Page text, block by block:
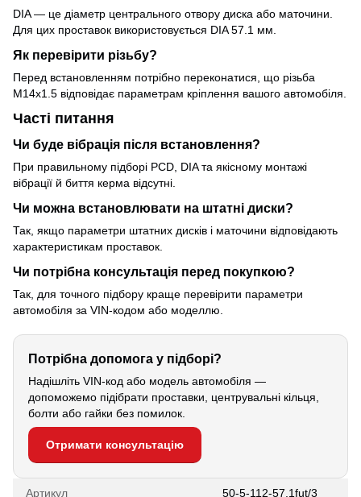
DIA — це діаметр центрального отвору диска або маточини.
Для цих проставок використовується DIA 57.1 мм.
Як перевірити різьбу?
Перед встановленням потрібно переконатися, що різьба
M14x1.5 відповідає параметрам кріплення вашого автомобіля.
Часті питання
Чи буде вібрація після встановлення?
При правильному підборі PCD, DIA та якісному монтажі
вібрації й биття керма відсутні.
Чи можна встановлювати на штатні диски?
Так, якщо параметри штатних дисків і маточини відповідають
характеристикам проставок.
Чи потрібна консультація перед покупкою?
Так, для точного підбору краще перевірити параметри
автомобіля за VIN-кодом або моделлю.
Потрібна допомога у підборі?
Надішліть VIN-код або модель автомобіля —
допоможемо підібрати проставки, центрувальні кільця,
болти або гайки без помилок.
Отримати консультацію
Артикул 50-5-112-57.1fut/3